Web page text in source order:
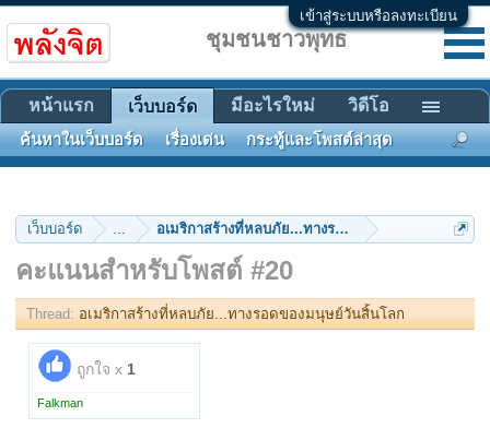
เข้าสู่ระบบหรือลงทะเบียน
เว็บบอร์ด ... อเมริกาสร้างที่หลบภัย...ทางรอดของมนุษย์วันสิ้นโลก
คะแนนสำหรับโพสต์ #20
Thread: อเมริกาสร้างที่หลบภัย...ทางรอดของมนุษย์วันสิ้นโลก
ถูกใจ x 1
Falkman
ชุมชนชาวพุทธ
หน้าแรก เว็บบอร์ด
ค้นหาในเว็บบอร์ด เรื่องเด่น กระทู้และโพสต์ล่าสุด
มีอะไรใหม่ วิดีโอ